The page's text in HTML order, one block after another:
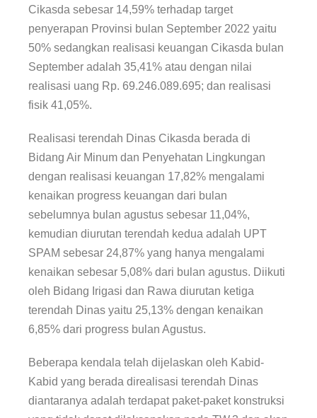
Cikasda sebesar 14,59% terhadap target
penyerapan Provinsi bulan September 2022 yaitu
50% sedangkan realisasi keuangan Cikasda bulan
September adalah 35,41% atau dengan nilai
realisasi uang Rp. 69.246.089.695; dan realisasi
fisik 41,05%.
Realisasi terendah Dinas Cikasda berada di
Bidang Air Minum dan Penyehatan Lingkungan
dengan realisasi keuangan 17,82% mengalami
kenaikan progress keuangan dari bulan
sebelumnya bulan agustus sebesar 11,04%,
kemudian diurutan terendah kedua adalah UPT
SPAM sebesar 24,87% yang hanya mengalami
kenaikan sebesar 5,08% dari bulan agustus. Diikuti
oleh Bidang Irigasi dan Rawa diurutan ketiga
terendah Dinas yaitu 25,13% dengan kenaikan
6,85% dari progress bulan Agustus.
Beberapa kendala telah dijelaskan oleh Kabid-
Kabid yang berada direalisasi terendah Dinas
diantaranya adalah terdapat paket-paket konstruksi